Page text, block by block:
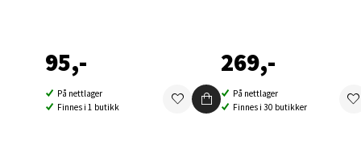
95,-
På nettlager
Finnes i 1 butikk
269,-
På nettlager
Finnes i 30 butikker
Folke
1 i